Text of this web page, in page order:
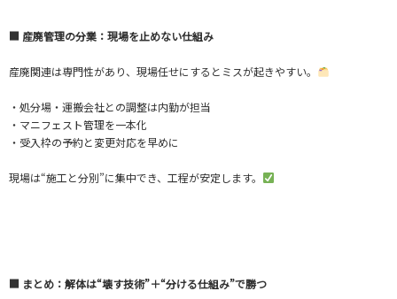
■ 産廃管理の分業：現場を止めない仕組み
産廃関連は専門性があり、現場任せにするとミスが起きやすい。
・処分場・運搬会社との調整は内勤が担当
・マニフェスト管理を一本化
・受入枠の予約と変更対応を早めに
現場は“施工と分別”に集中でき、工程が安定します。
■ まとめ：解体は“壊す技術”＋“分ける仕組み”で勝つ